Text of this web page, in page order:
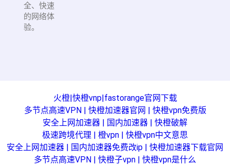
全、快速
的网络体
验。
火橙|快橙vnp|fastorange官网下载
多节点高速VPN | 快橙加速器官网 | 快橙vpn免费版
安全上网加速器 | 国内加速器 | 快橙破解
极速跨境代理 | 橙vpn | 快橙vpn中文意思
安全上网加速器 | 国内加速器免费改ip | 快橙加速器下载官网
多节点高速VPN | 快橙子vpn | 快橙vpn是什么